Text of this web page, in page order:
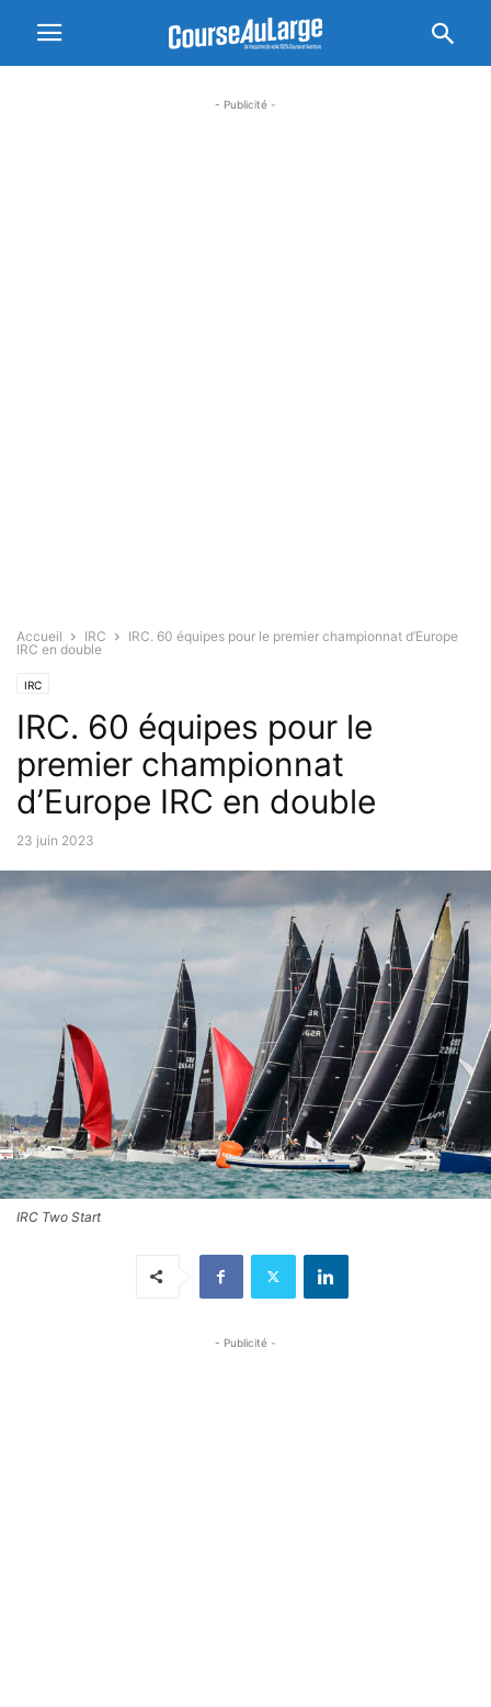
- Publicité -
Accueil IRC
IRC. 60 équipes pour le premier championnat d’Europe
IRC en double
IRC
IRC. 60 équipes pour le
premier championnat
d’Europe IRC en double
23 juin 2023
IRC Two Start
- Publicité -